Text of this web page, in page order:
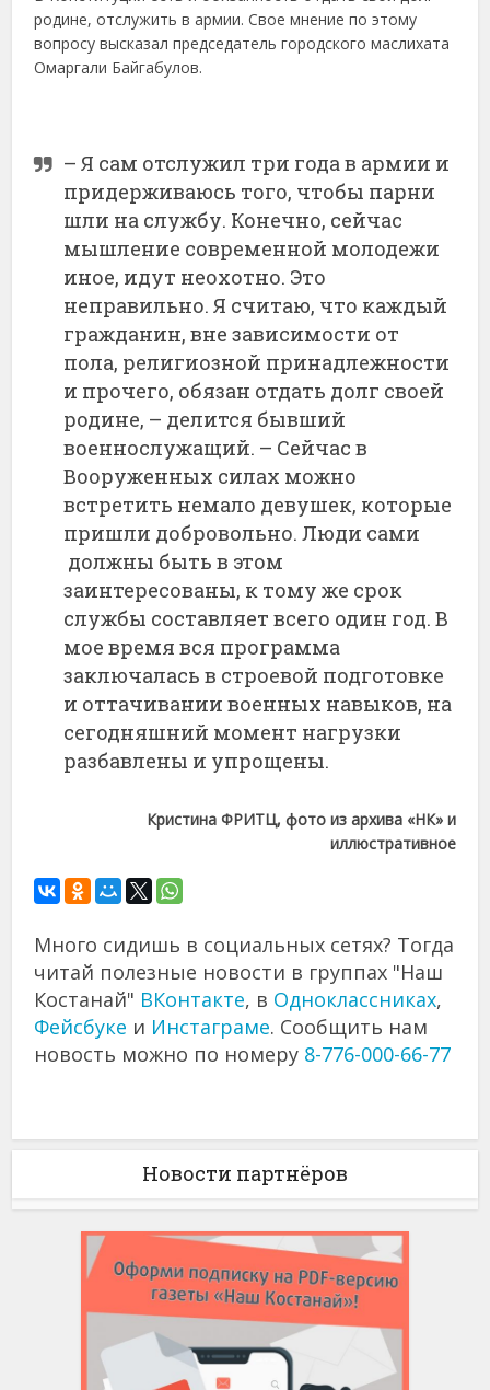
родине, отслужить в армии. Свое мнение по этому
вопросу высказал председатель городского маслихата
Омаргали Байгабулов.
– Я сам отслужил три года в армии и
придерживаюсь того, чтобы парни
шли на службу. Конечно, сейчас
мышление современной молодежи
иное, идут неохотно. Это
неправильно. Я считаю, что каждый
гражданин, вне зависимости от
пола, религиозной принадлежности
и прочего, обязан отдать долг своей
родине, – делится бывший
военнослужащий. – Сейчас в
Вооруженных силах можно
встретить немало девушек, которые
пришли добровольно. Люди сами
должны быть в этом
заинтересованы, к тому же срок
службы составляет всего один год. В
мое время вся программа
заключалась в строевой подготовке
и оттачивании военных навыков, на
сегодняшний момент нагрузки
разбавлены и упрощены.
Кристина ФРИТЦ, фото из архива «НК» и
иллюстративное
Много сидишь в социальных сетях? Тогда
читай полезные новости в группах "Наш
Костанай" ВКонтакте, в Одноклассниках,
Фейсбуке и Инстаграме. Сообщить нам
новость можно по номеру 8-776-000-66-77
Новости партнёров